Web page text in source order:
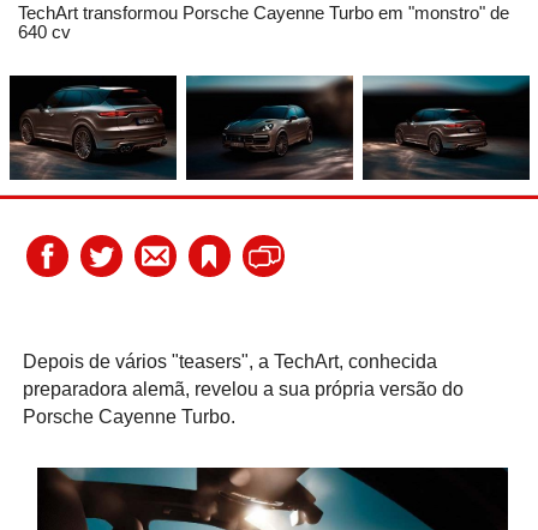
TechArt transformou Porsche Cayenne Turbo em "monstro" de
640 cv
Depois de vários "teasers", a TechArt, conhecida
preparadora alemã, revelou a sua própria versão do
Porsche Cayenne Turbo.